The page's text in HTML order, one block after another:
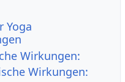
Yoga
Wirkungen:
Wirkungen: